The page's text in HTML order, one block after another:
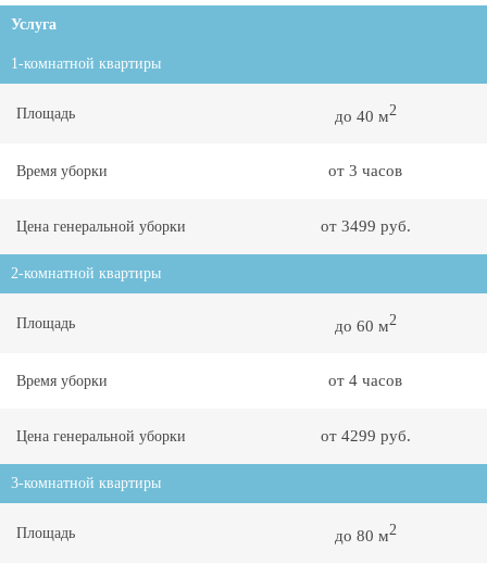
Услуга
1-комнатной квартиры
Площадь до 40 м2
Время уборки от 3 часов
Цена генеральной уборки от 3499 руб.
2-комнатной квартиры
Площадь до 60 м2
Время уборки от 4 часов
Цена генеральной уборки от 4299 руб.
3-комнатной квартиры
Площадь до 80 м2